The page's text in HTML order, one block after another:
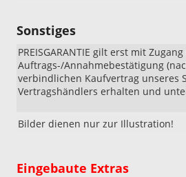
Sonstiges
PREISGARANTIE gilt erst mit
Auftrags-/Annahmebestätigung
verbindlichen Kaufvertrag unseres
Vertragshändlers erhalten und
Bilder dienen nur zur Illustration!
Eingebaute Extras